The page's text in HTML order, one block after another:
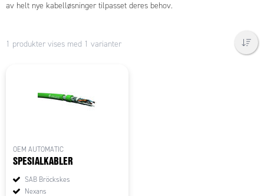
av helt nye kabelløsninger tilpasset deres behov.
1 produkter vises med 1 varianter
OEM AUTOMATIC
SPESIALKABLER
SAB Bröckskes
Nexans